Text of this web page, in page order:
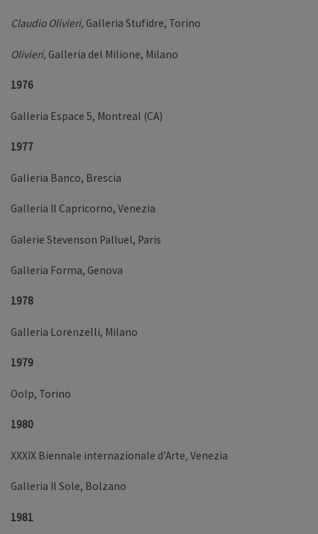
Claudio Olivieri, Galleria Stufidre, Torino
Olivieri, Galleria del Milione, Milano
1976
Galleria Espace 5, Montreal (CA)
1977
Galleria Banco, Brescia
Galleria Il Capricorno, Venezia
Galerie Stevenson Palluel, Paris
Galleria Forma, Genova
1978
Galleria Lorenzelli, Milano
1979
Oolp, Torino
1980
XXXIX Biennale internazionale d’Arte, Venezia
Galleria Il Sole, Bolzano
1981